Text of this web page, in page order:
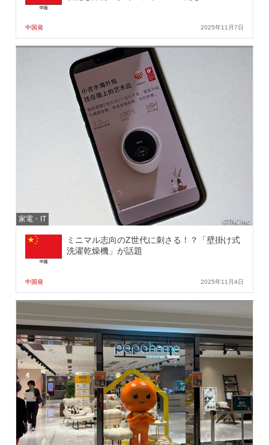
中国発 2025年11月7日
家電・IT
ミニマル志向のZ世代に刺さる！？「壁掛け式
洗濯乾燥機」が話題
中国発 2025年11月4日